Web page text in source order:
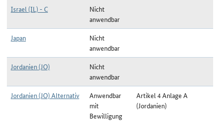
Israel (IL) - C
Nicht
anwendbar
Japan
Nicht
anwendbar
Jordanien (JO)
Nicht
anwendbar
Jordanien (JO) Alternativ
Anwendbar
mit
Bewilligung
Artikel 4 Anlage A
(Jordanien)